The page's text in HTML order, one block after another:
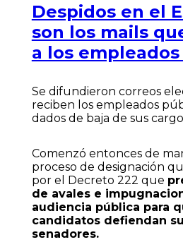
Despidos en el
son los mails
a los
Se difundieron correos
reciben los empleados
dados de baja de sus
Comenzó entonces de
proceso de designación
por el Decreto 222 que
de avales e
audiencia pública para
candidatosdefiendan
senadores.